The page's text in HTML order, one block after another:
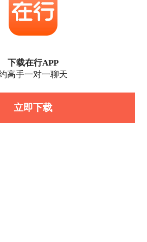
下载在行APP
高手一对一聊天
立即下载